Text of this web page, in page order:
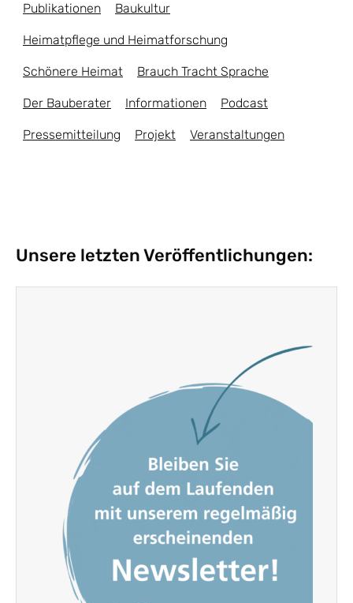
Publikationen Baukultur
Heimatpflege und Heimatforschung
Schönere Heimat Brauch Tracht Sprache
Der Bauberater Informationen Podcast
Pressemitteilung Projekt Veranstaltungen
Unsere letzten Veröffentlichungen: